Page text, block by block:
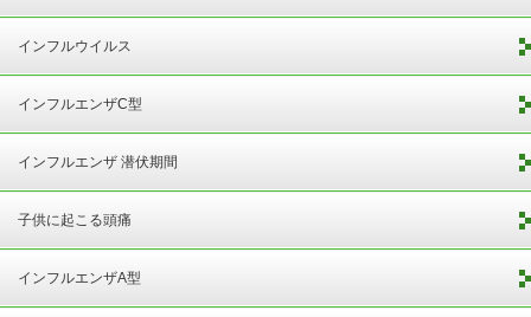
インフルウイルス
インフルエンザC型
インフルエンザ 潜伏期間
子供に起こる頭痛
インフルエンザA型